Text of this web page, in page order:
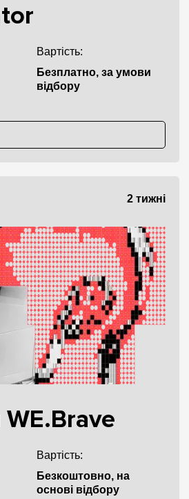
Вартість:
Безплатно, за умови
відбору
2 тижні
Вартість:
Безкоштовно, на
основі відбору